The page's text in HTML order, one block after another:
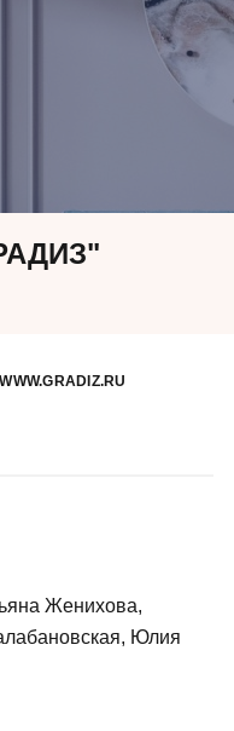
WWW.GRADIZ.RU
Женихова,
Юлия